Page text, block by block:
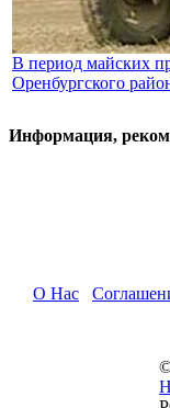
В период майских
Оренбургского
Информация,
О Нас